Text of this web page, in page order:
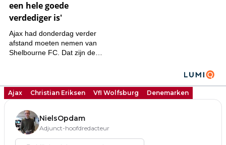
Ajax Christian Eriksen Vfl Wolfsburg Denemarken
NielsOpdam
Adjunct-hoofdredacteur